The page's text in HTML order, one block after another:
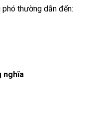
thường dẫn đến:
nghĩa